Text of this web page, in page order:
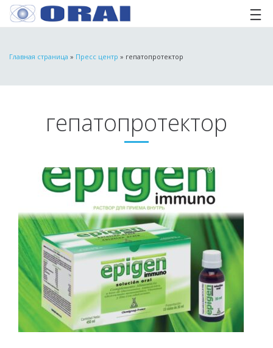
Главная страница » Пресс центр » гепатопротектор
гепатопротектор